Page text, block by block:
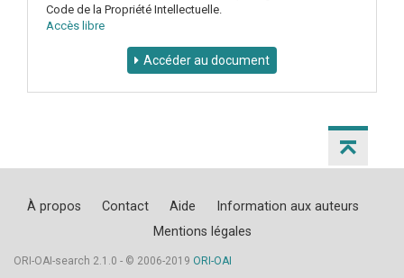
Code de la Propriété Intellectuelle.
Accès libre
Accéder au document
À propos Contact Aide
Information aux auteurs
Mentions légales
ORI-OAI-search 2.1.0 - © 2006-2019 ORI-OAI